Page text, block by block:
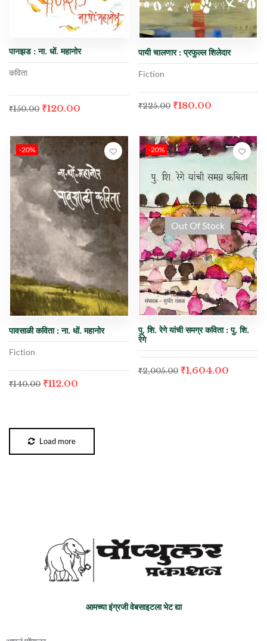
पानझड : ना. धों. महानोर
कविता
₹150.00 ₹120.00
पायी चालणार : प्रफुल्ल शिलेदार
Fiction
₹225.00 ₹180.00
-20%
पावसाळी कविता : ना. धों. महानोर
Fiction
₹140.00 ₹112.00
-20%
Out Of Stock
पु. शि. रेगे यांची समग्र कविता : पु. शि.
रेगे
₹2,005.00 ₹1,604.00
Load more
आमच्या इंग्रजी वेबसाइटला भेट द्या